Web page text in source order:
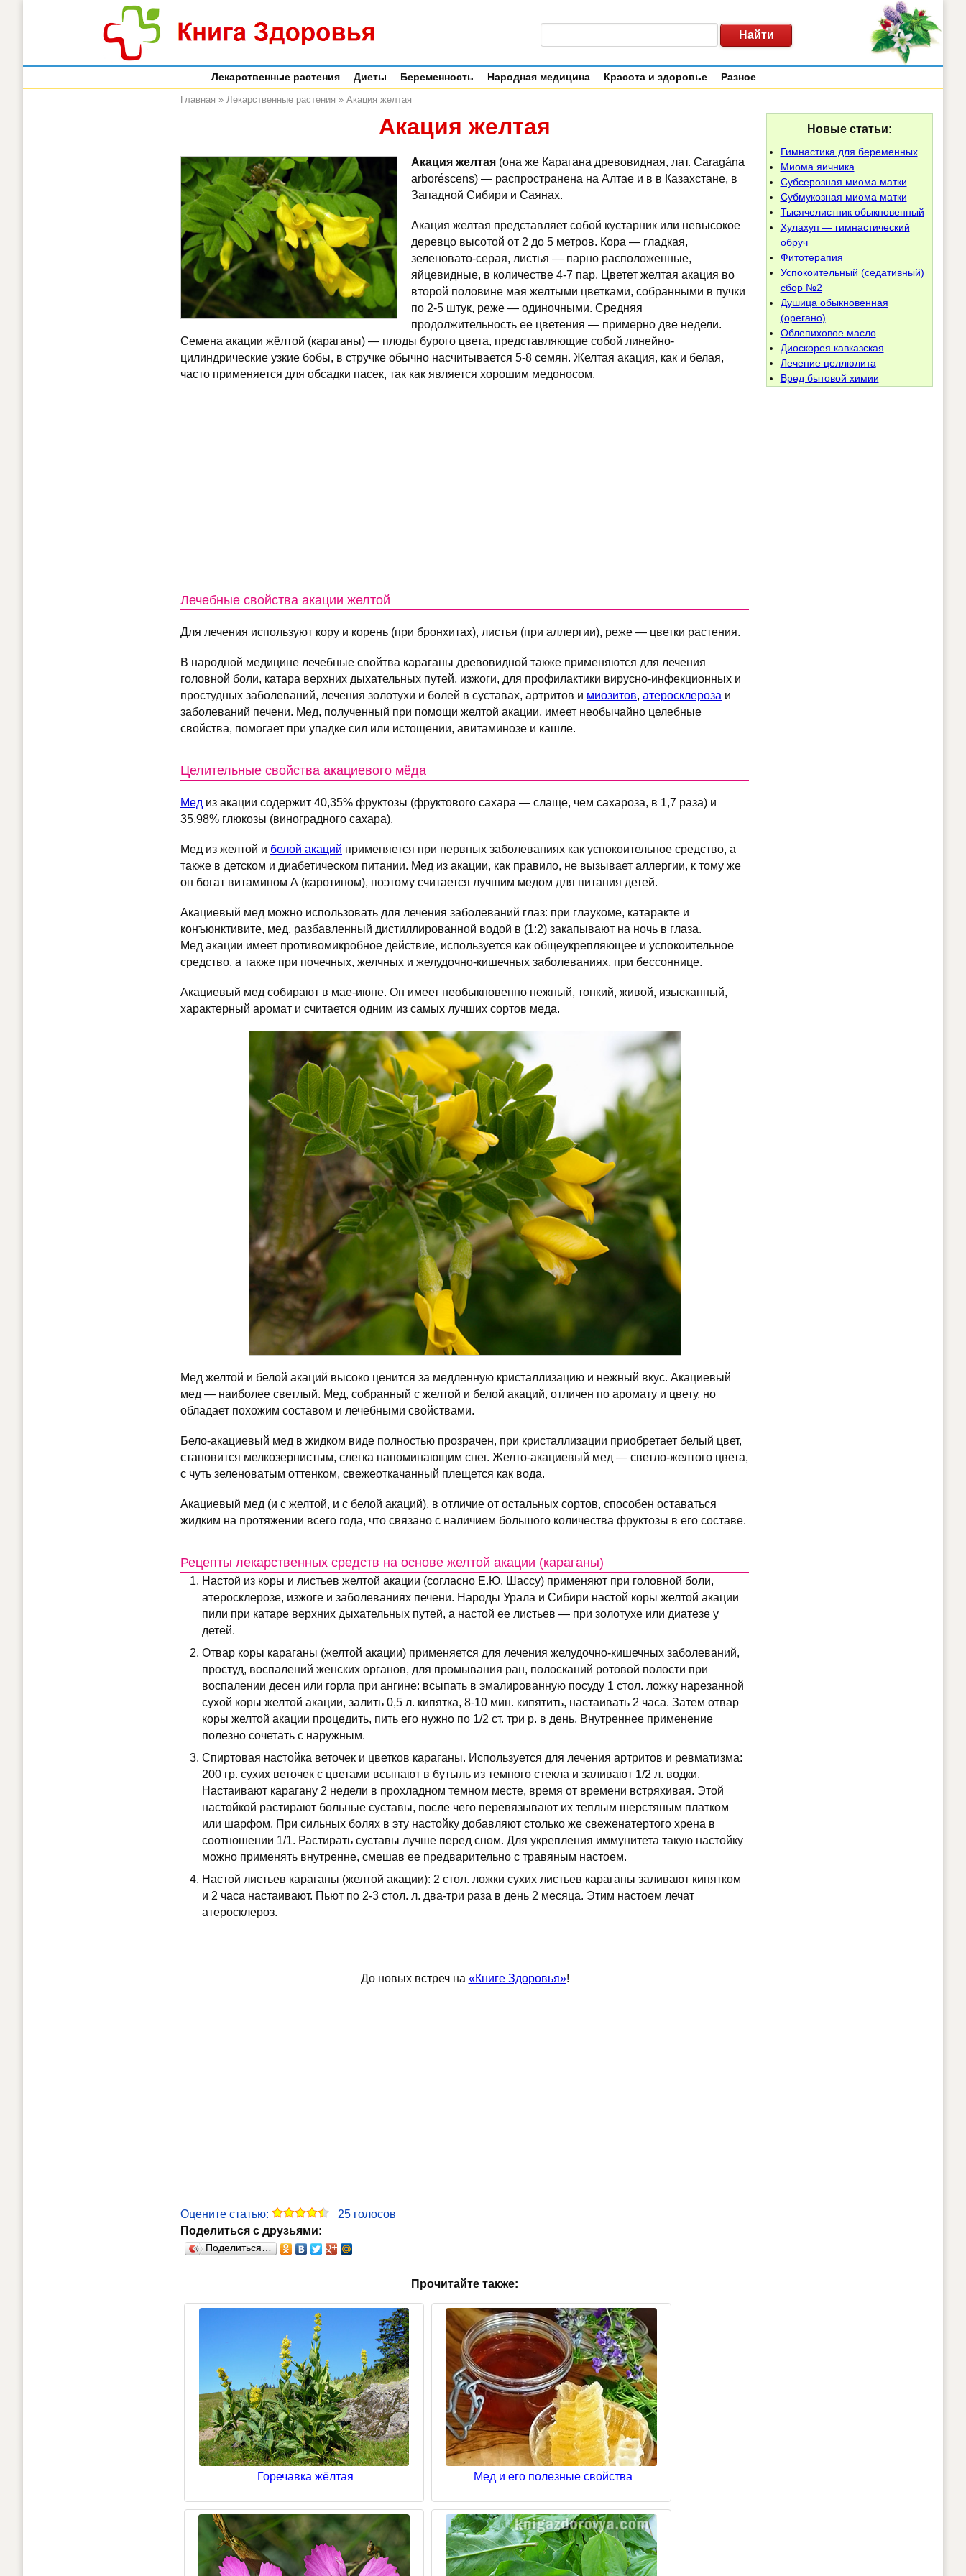
Лекарственные растения Диеты Беременность Народная медицина Красота и здоровье Разное
Главная » Лекарственные растения » Акация желтая
Акация желтая
Акация желтая (она же Карагана древовидная, лат. Caragána
arboréscens) — распространена на Алтае и в в Казахстане, в
Западной Сибири и Саянах.
Акация желтая представляет собой кустарник или невысокое
деревцо высотой от 2 до 5 метров. Кора — гладкая,
зеленовато-серая, листья — парно расположенные,
яйцевидные, в количестве 4-7 пар. Цветет желтая акация во
второй половине мая желтыми цветками, собранными в пучки
по 2-5 штук, реже — одиночными. Средняя
продолжительность ее цветения — примерно две недели.
Семена акации жёлтой (караганы) — плоды бурого цвета, представляющие собой линейно-
цилиндрические узкие бобы, в стручке обычно насчитывается 5-8 семян. Желтая акация, как и белая,
часто применяется для обсадки пасек, так как является хорошим медоносом.
Лечебные свойства акации желтой
Для лечения используют кору и корень (при бронхитах), листья (при аллергии), реже — цветки растения.
В народной медицине лечебные свойтва караганы древовидной также применяются для лечения
головной боли, катара верхних дыхательных путей, изжоги, для профилактики вирусно-инфекционных и
простудных заболеваний, лечения золотухи и болей в суставах, артритов и миозитов, атеросклероза и
заболеваний печени. Мед, полученный при помощи желтой акации, имеет необычайно целебные
свойства, помогает при упадке сил или истощении, авитаминозе и кашле.
Целительные свойства акациевого мёда
Мед из акации содержит 40,35% фруктозы (фруктового сахара — слаще, чем сахароза, в 1,7 раза) и
35,98% глюкозы (виноградного сахара).
Мед из желтой и белой акаций применяется при нервных заболеваниях как успокоительное средство, а
также в детском и диабетическом питании. Мед из акации, как правило, не вызывает аллергии, к тому же
он богат витамином А (каротином), поэтому считается лучшим медом для питания детей.
Акациевый мед можно использовать для лечения заболеваний глаз: при глаукоме, катаракте и
конъюнктивите, мед, разбавленный дистиллированной водой в (1:2) закапывают на ночь в глаза.
Мед акации имеет противомикробное действие, используется как общеукрепляющее и успокоительное
средство, а также при почечных, желчных и желудочно-кишечных заболеваниях, при бессоннице.
Акациевый мед собирают в мае-июне. Он имеет необыкновенно нежный, тонкий, живой, изысканный,
характерный аромат и считается одним из самых лучших сортов меда.
Мед желтой и белой акаций высоко ценится за медленную кристаллизацию и нежный вкус. Акациевый
мед — наиболее светлый. Мед, собранный с желтой и белой акаций, отличен по аромату и цвету, но
обладает похожим составом и лечебными свойствами.
Бело-акациевый мед в жидком виде полностью прозрачен, при кристаллизации приобретает белый цвет,
становится мелкозернистым, слегка напоминающим снег. Желто-акациевый мед — светло-желтого цвета,
с чуть зеленоватым оттенком, свежеоткачанный плещется как вода.
Акациевый мед (и с желтой, и с белой акаций), в отличие от остальных сортов, способен оставаться
жидким на протяжении всего года, что связано с наличием большого количества фруктозы в его составе.
Рецепты лекарственных средств на основе желтой акации (караганы)
Настой из коры и листьев желтой акации (согласно Е.Ю. Шассу) применяют при головной боли,
атеросклерозе, изжоге и заболеваниях печени. Народы Урала и Сибири настой коры желтой акации
пили при катаре верхних дыхательных путей, а настой ее листьев — при золотухе или диатезе у
детей.
Отвар коры караганы (желтой акации) применяется для лечения желудочно-кишечных заболеваний,
простуд, воспалений женских органов, для промывания ран, полосканий ротовой полости при
воспалении десен или горла при ангине: всыпать в эмалированную посуду 1 стол. ложку нарезанной
сухой коры желтой акации, залить 0,5 л. кипятка, 8-10 мин. кипятить, настаивать 2 часа. Затем отвар
коры желтой акации процедить, пить его нужно по 1/2 ст. три р. в день. Внутреннее применение
полезно сочетать с наружным.
Спиртовая настойка веточек и цветков караганы. Используется для лечения артритов и ревматизма:
200 гр. сухих веточек с цветами всыпают в бутыль из темного стекла и заливают 1/2 л. водки.
Настаивают карагану 2 недели в прохладном темном месте, время от времени встряхивая. Этой
настойкой растирают больные суставы, после чего перевязывают их теплым шерстяным платком
или шарфом. При сильных болях в эту настойку добавляют столько же свеженатертого хрена в
соотношении 1/1. Растирать суставы лучше перед сном. Для укрепления иммунитета такую настойку
можно применять внутренне, смешав ее предварительно с травяным настоем.
Настой листьев караганы (желтой акации): 2 стол. ложки сухих листьев караганы заливают кипятком
и 2 часа настаивают. Пьют по 2-3 стол. л. два-три раза в день 2 месяца. Этим настоем лечат
атеросклероз.
До новых встреч на «Книге Здоровья»!
Оцените статью: 25 голосов
Поделиться с друзьями:
Поделиться…
Прочитайте также:
Горечавка жёлтая Мед и его полезные свойства
Новые статьи:
Гимнастика для беременных
Миома яичника
Субсерозная миома матки
Субмукозная миома матки
Тысячелистник обыкновенный
Хулахуп — гимнастический
обруч
Фитотерапия
Успокоительный (седативный)
сбор №2
Душица обыкновенная
(орегано)
Облепиховое масло
Диоскорея кавказская
Лечение целлюлита
Вред бытовой химии